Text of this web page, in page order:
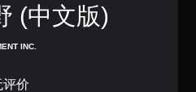
(中文版)
INC.
评价